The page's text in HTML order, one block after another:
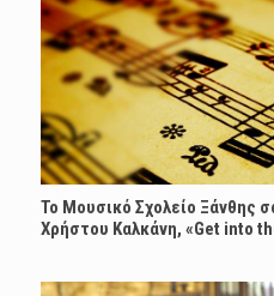
Το Μουσικό Σχολείο Ξάνθης
Χρήστου Καλκάνη, «Get into